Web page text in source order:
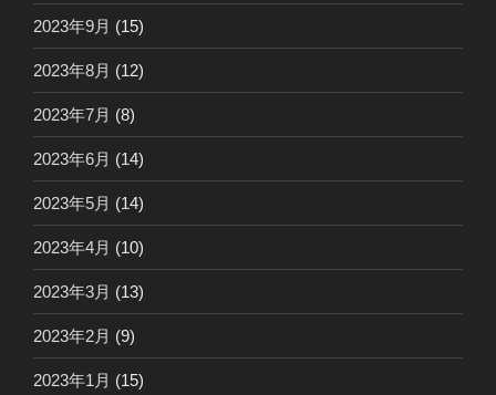
2023年9月 (15)
2023年8月 (12)
2023年7月 (8)
2023年6月 (14)
2023年5月 (14)
2023年4月 (10)
2023年3月 (13)
2023年2月 (9)
2023年1月 (15)